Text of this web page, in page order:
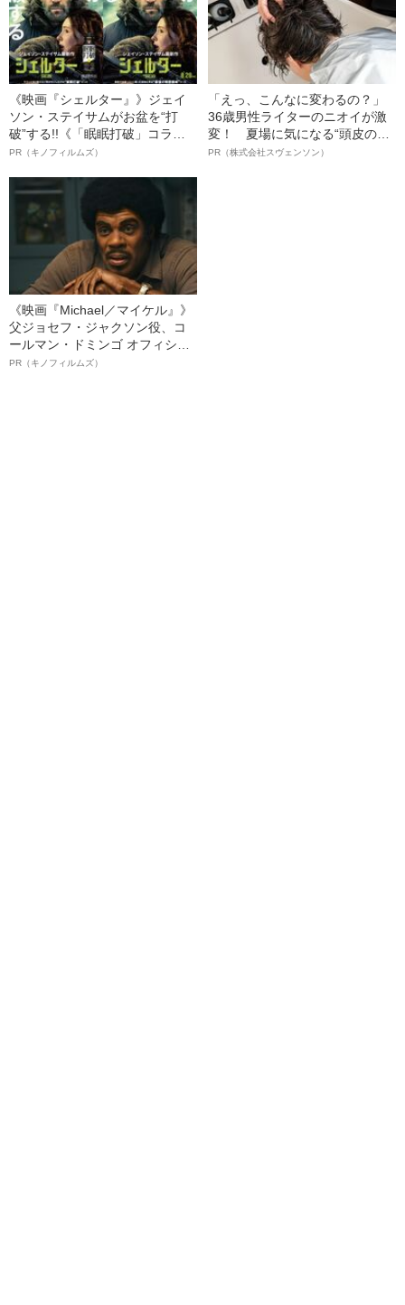
《映画『シェルター』》ジェイ
ソン・ステイサムがお盆を“打
破”する!!《「眠眠打破」コラ
ボ》
PR（キノフィルムズ）
「えっ、こんなに変わるの？」
36歳男性ライターのニオイが激
変！ 夏場に気になる“頭皮のニ
オイ”や“ベタつき”を解消す
PR（株式会社スヴェンソン）
《映画『Michael／マイケル』》
父ジョセフ・ジャクソン役、コ
ールマン・ドミンゴ オフィシャ
ルインタビュー“観客を魅了した
PR（キノフィルムズ）